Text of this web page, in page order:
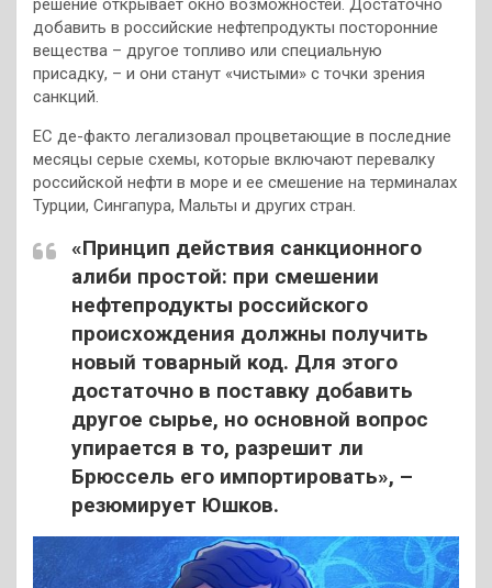
решение открывает окно возможностей. Достаточно
добавить в российские нефтепродукты посторонние
вещества – другое топливо или специальную
присадку, – и они станут «чистыми» с точки зрения
санкций.
ЕС де-факто легализовал процветающие в последние
месяцы серые схемы, которые включают перевалку
российской нефти в море и ее смешение на терминалах
Турции, Сингапура, Мальты и других стран.
«Принцип действия санкционного
алиби простой: при смешении
нефтепродукты российского
происхождения должны получить
новый товарный код. Для этого
достаточно в поставку добавить
другое сырье, но основной вопрос
упирается в то, разрешит ли
Брюссель его импортировать», –
резюмирует Юшков.